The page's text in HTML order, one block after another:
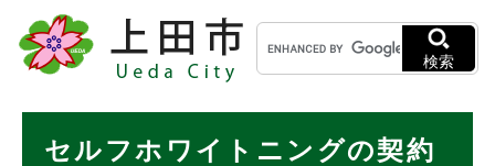
メニューを飛ばして本文へ
キ
ー
ワ
検
検索
セルフホワイトニングの契約